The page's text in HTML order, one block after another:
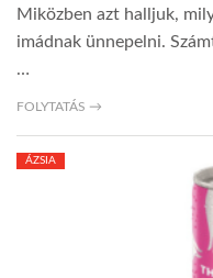
Miközben azt halljuk,
imádnak ünnepelni.
…
FOLYTATÁS →
ÁZSIA